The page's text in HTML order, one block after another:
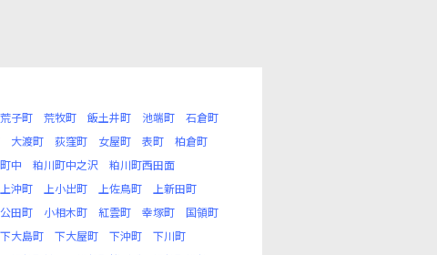
荒子町 荒牧町 飯土井町 池端町
石倉町
大渡町 荻窪町 女屋町 表町
柏倉町
中 粕川町中之沢
粕川町西田面
上沖町 上小出町 上佐鳥町
上新田町
公田町 小相木町 紅雲町 幸塚町
国領町
下大島町 下大屋町 下沖町
下川町